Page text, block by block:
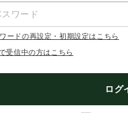
ードの再設定・初期設定はこちら
受信中の方はこちら
ログ